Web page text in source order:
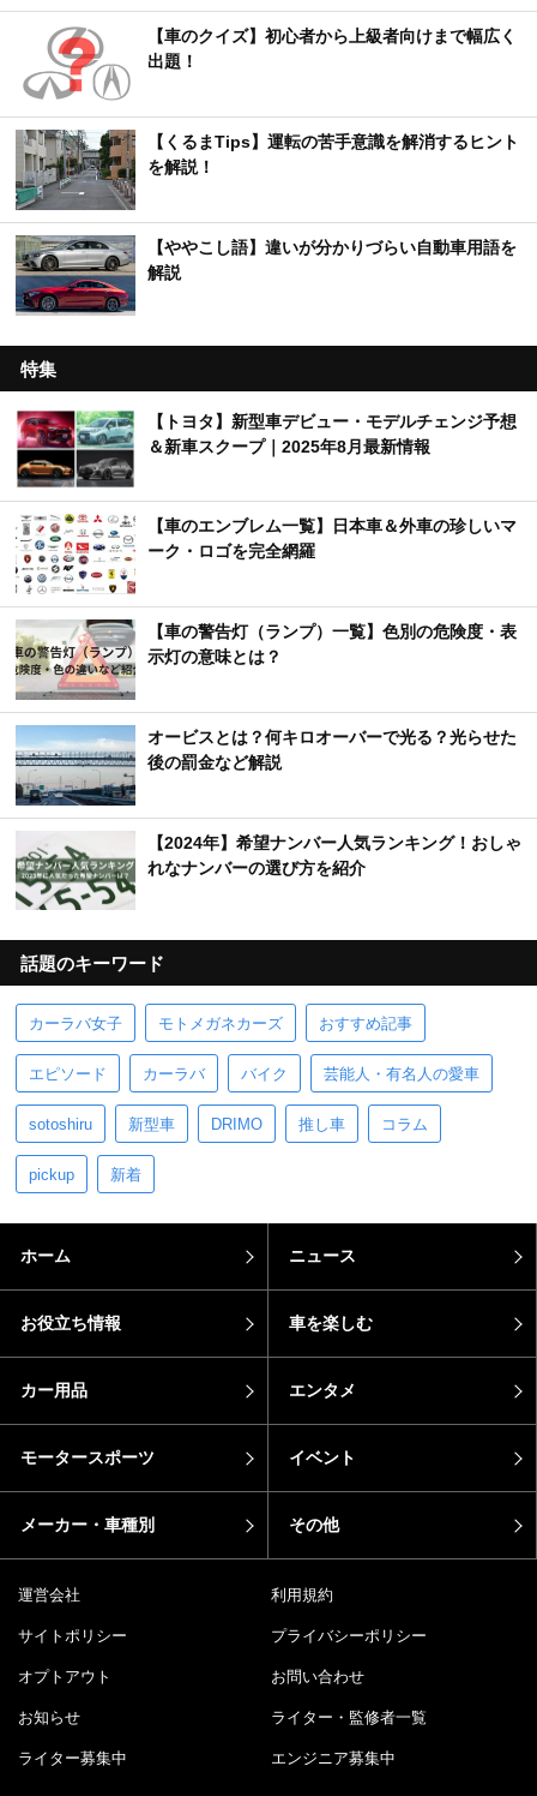
【車のクイズ】初心者から上級者向けまで幅広く
出題！
【くるまTips】運転の苦手意識を解消するヒント
を解説！
【ややこし語】違いが分かりづらい自動車用語を
解説
特集
【トヨタ】新型車デビュー・モデルチェンジ予想
＆新車スクープ｜2025年8月最新情報
【車のエンブレム一覧】日本車＆外車の珍しいマ
ーク・ロゴを完全網羅
【車の警告灯（ランプ）一覧】色別の危険度・表
示灯の意味とは？
オービスとは？何キロオーバーで光る？光らせた
後の罰金など解説
【2024年】希望ナンバー人気ランキング！おしゃ
れなナンバーの選び方を紹介
話題のキーワード
カーラバ女子 モトメガネカーズ おすすめ記事
エピソード カーラバ バイク 芸能人・有名人の愛車
sotoshiru 新型車 DRIMO 推し車 コラム
pickup 新着
ホーム ニュース
お役立ち情報 車を楽しむ
カー用品 エンタメ
モータースポーツ イベント
メーカー・車種別 その他
運営会社 利用規約
サイトポリシー プライバシーポリシー
オプトアウト お問い合わせ
お知らせ ライター・監修者一覧
ライター募集中 エンジニア募集中